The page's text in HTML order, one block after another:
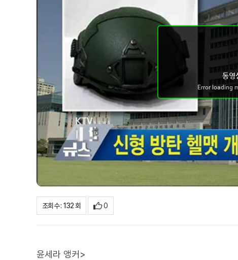
조회수 : 132 회 0
윤세라 앵커>